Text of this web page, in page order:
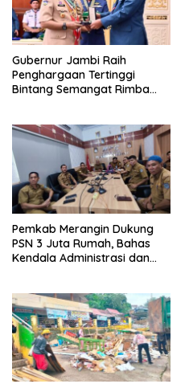
Gubernur Jambi Raih
Penghargaan Tertinggi
Bintang Semangat Rimba
Pemkab Merangin Dukung
PSN 3 Juta Rumah, Bahas
Kendala Administrasi dan